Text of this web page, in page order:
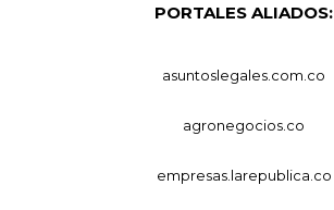
PORTALES ALIADOS:
asuntoslegales.com.co
agronegocios.co
empresas.larepublica.co